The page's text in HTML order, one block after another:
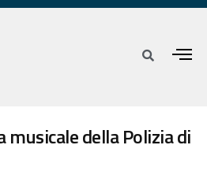
musicale della Polizia di